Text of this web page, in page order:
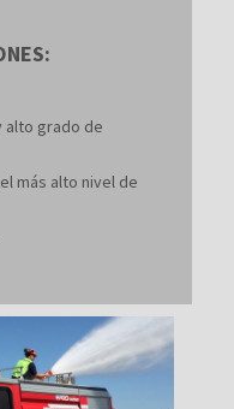
alto grado de
más alto nivel de